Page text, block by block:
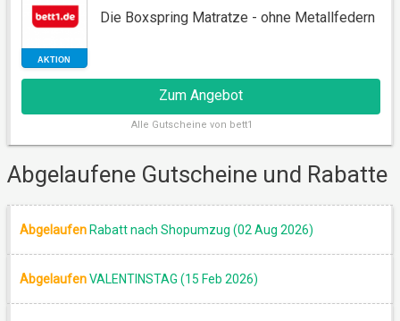
Die Boxspring Matratze - ohne Metallfedern
Zum Angebot
Alle Gutscheine von bett1
Abgelaufene Gutscheine und Rabatte
Abgelaufen Rabatt nach Shopumzug (02 Aug 2026)
AbgelaufenVALENTINSTAG (15 Feb 2026)